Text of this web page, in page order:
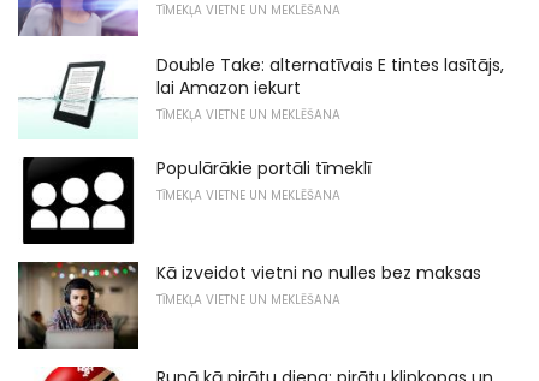
TĪMEKĻA VIETNE UN MEKLĒŠANA
Double Take: alternatīvais E tintes lasītājs,
lai Amazon iekurt
TĪMEKĻA VIETNE UN MEKLĒŠANA
Populārākie portāli tīmeklī
TĪMEKĻA VIETNE UN MEKLĒŠANA
Kā izveidot vietni no nulles bez maksas
TĪMEKĻA VIETNE UN MEKLĒŠANA